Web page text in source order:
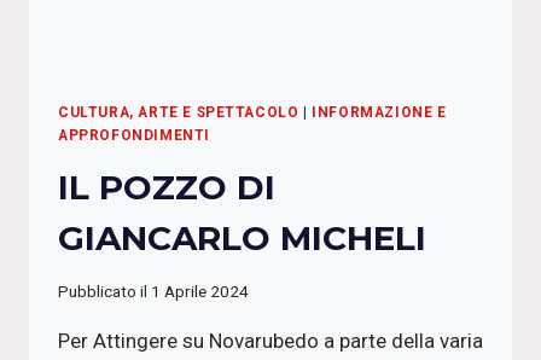
CULTURA, ARTE E SPETTACOLO
INFORMAZIONE E
APPROFONDIMENTI
IL POZZO DI
GIANCARLO MICHELI
Pubblicato il 1 Aprile 2024
Per Attingere su Novarubedo a parte della varia